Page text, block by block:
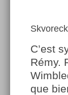
C’est
Rémy.
que